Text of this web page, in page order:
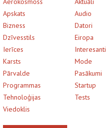
Apskats
Audio
Bizness
Datori
Dzīvesstils
Eiropa
Ierīces
Interesanti
Karsts
Mode
Pārvalde
Pasākumi
Programmas
Startup
Tehnoloģijas
Tests
Viedoklis